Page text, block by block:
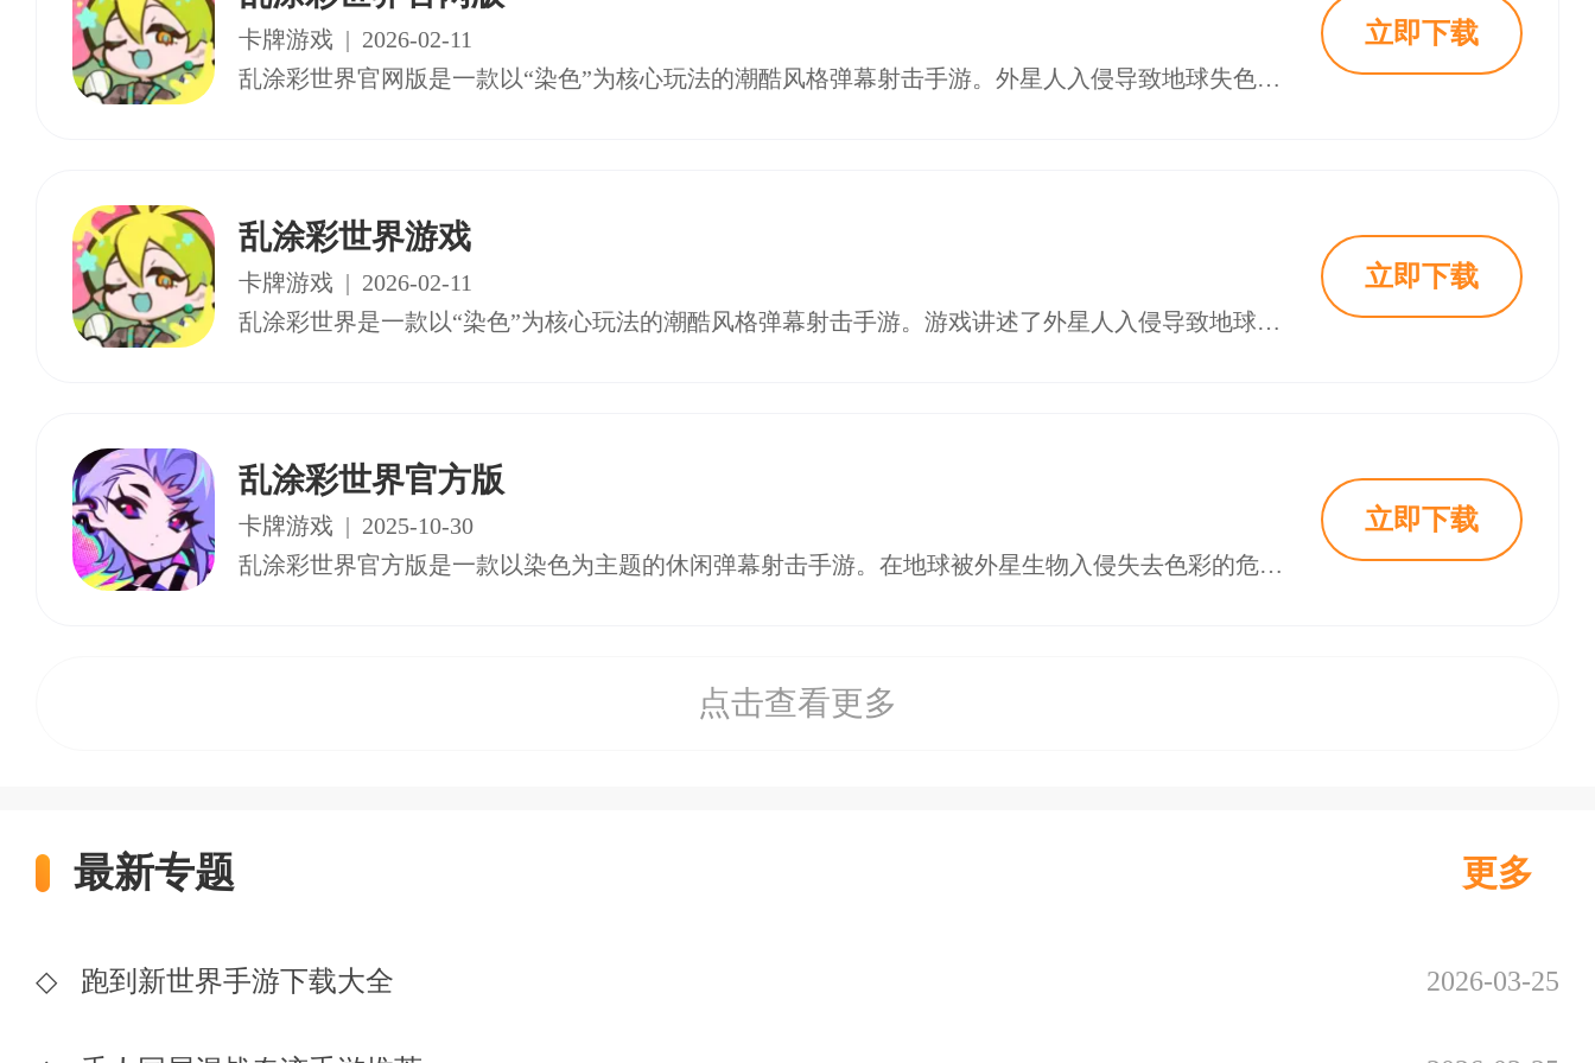
卡牌游戏 | 2026-02-11
乱涂彩世界官网版是一款以“染色”为核心玩法的潮酷风格弹幕射击手游。外星人入侵导致地球失色，玩家将扮演打工恶魔与“不正经”神明娘组成的“染色小分队”一员。
立即下载
乱涂彩世界游戏
卡牌游戏 | 2026-02-11
乱涂彩世界是一款以“染色”为核心玩法的潮酷风格弹幕射击手游。游戏讲述了外星人入侵导致地球失色，玩家将扮演“染色小分队”的一员，与一群性格“不正经”的神明美少女伙伴一起。
立即下载
乱涂彩世界官方版
卡牌游戏 | 2025-10-30
乱涂彩世界官方版是一款以染色为主题的休闲弹幕射击手游。在地球被外星生物入侵失去色彩的危机中，玩家将扮演神明娘，通过喷射颜料为世界恢复颜色。
立即下载
点击查看更多
最新专题 更多
◇ 跑到新世界手游下载大全 2026-03-25